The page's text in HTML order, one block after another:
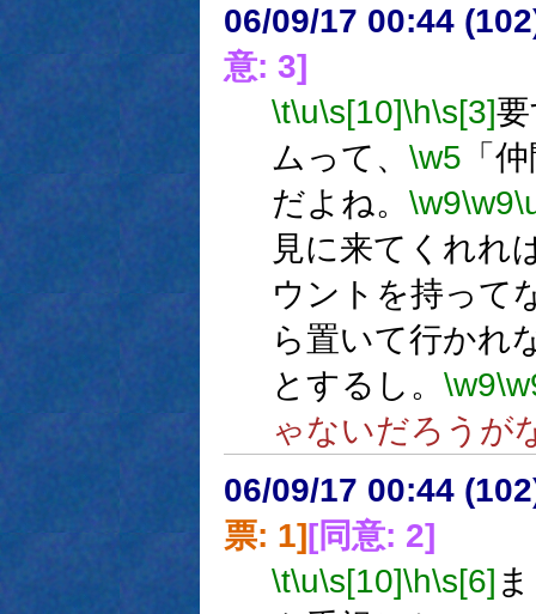
06/09/17 00:44
意: 3]
\t\u\s[10]\h\s[3]
ムって、 \w5 「
だよね。 \w9\w9
見に来てくれれ
ウントを持って
ら置いて行かれ
とするし。 \w9
ゃないだろうが
06/09/17 00:44
票: 1][同意: 2]
\t\u\s[10]\h\s[6]